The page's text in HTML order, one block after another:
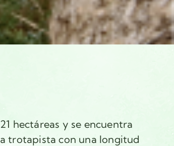
hectáreas y se encuentra
trotapista con una longitud